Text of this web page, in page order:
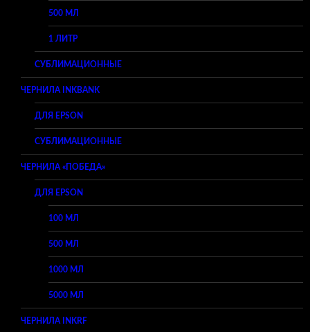
500 МЛ
1 ЛИТР
СУБЛИМАЦИОННЫЕ
ЧЕРНИЛА INKBANK
ДЛЯ EPSON
СУБЛИМАЦИОННЫЕ
ЧЕРНИЛА «ПОБЕДА»
ДЛЯ EPSON
100 МЛ
500 МЛ
1000 МЛ
5000 МЛ
ЧЕРНИЛА INKRF